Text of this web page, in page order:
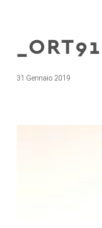
31 Gennaio 2019